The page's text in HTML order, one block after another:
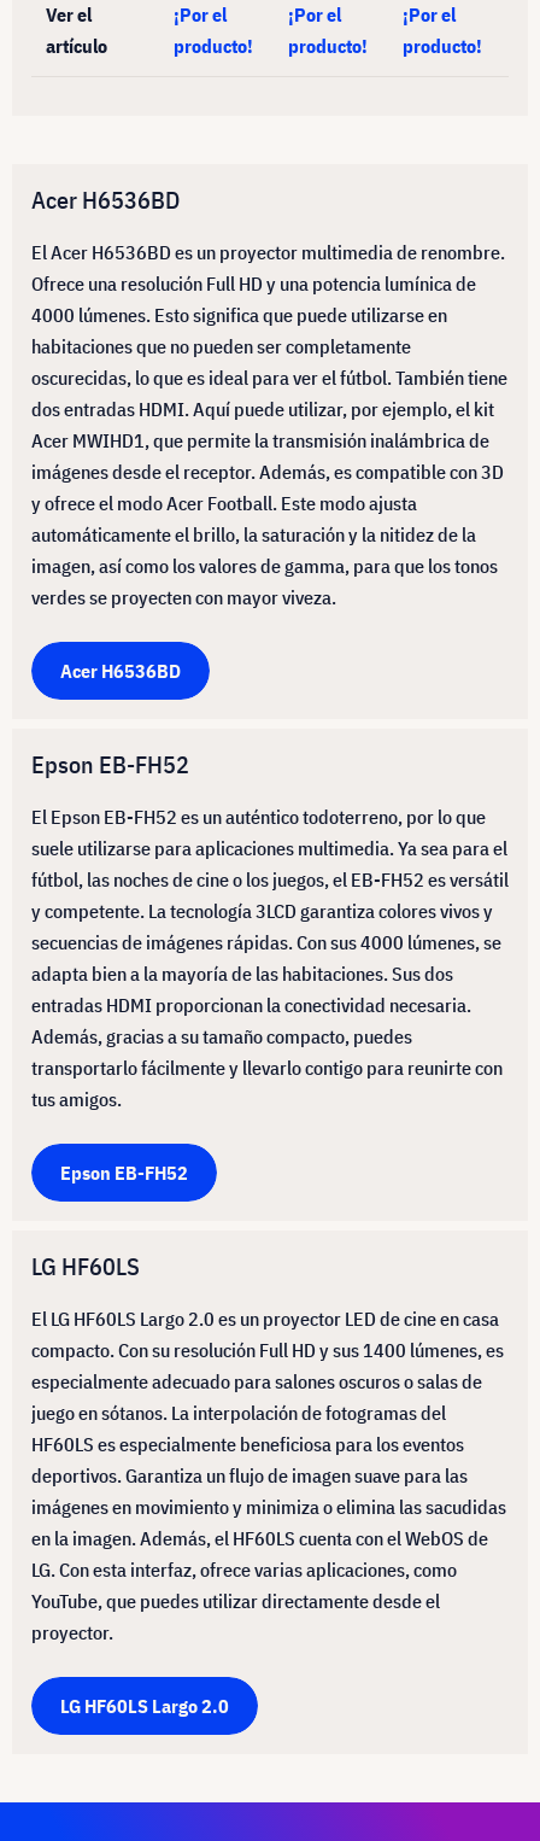
Ver el
artículo
¡Por el
producto!
¡Por el
producto!
¡Por el
producto!
Acer H6536BD
El Acer H6536BD es un proyector multimedia de renombre.
Ofrece una resolución Full HD y una potencia lumínica de
4000 lúmenes. Esto significa que puede utilizarse en
habitaciones que no pueden ser completamente
oscurecidas, lo que es ideal para ver el fútbol. También tiene
dos entradas HDMI. Aquí puede utilizar, por ejemplo, el kit
Acer MWIHD1, que permite la transmisión inalámbrica de
imágenes desde el receptor. Además, es compatible con 3D
y ofrece el modo Acer Football. Este modo ajusta
automáticamente el brillo, la saturación y la nitidez de la
imagen, así como los valores de gamma, para que los tonos
verdes se proyecten con mayor viveza.
Acer H6536BD
Epson EB-FH52
El Epson EB-FH52 es un auténtico todoterreno, por lo que
suele utilizarse para aplicaciones multimedia. Ya sea para el
fútbol, las noches de cine o los juegos, el EB-FH52 es versátil
y competente. La tecnología 3LCD garantiza colores vivos y
secuencias de imágenes rápidas. Con sus 4000 lúmenes, se
adapta bien a la mayoría de las habitaciones. Sus dos
entradas HDMI proporcionan la conectividad necesaria.
Además, gracias a su tamaño compacto, puedes
transportarlo fácilmente y llevarlo contigo para reunirte con
tus amigos.
Epson EB-FH52
LG HF60LS
El LG HF60LS Largo 2.0 es un proyector LED de cine en casa
compacto. Con su resolución Full HD y sus 1400 lúmenes, es
especialmente adecuado para salones oscuros o salas de
juego en sótanos. La interpolación de fotogramas del
HF60LS es especialmente beneficiosa para los eventos
deportivos. Garantiza un flujo de imagen suave para las
imágenes en movimiento y minimiza o elimina las sacudidas
en la imagen. Además, el HF60LS cuenta con el WebOS de
LG. Con esta interfaz, ofrece varias aplicaciones, como
YouTube, que puedes utilizar directamente desde el
proyector.
LG HF60LS Largo 2.0